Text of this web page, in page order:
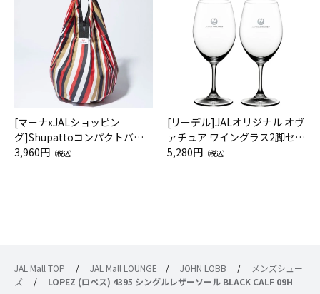
[マーナxJALショッピン
グ]Shupattoコンパクトバッ
グ Drop JAL客室乗務員（LC）
3,960円 （税込）
[リーデル]JALオリジナル オヴ
ァチュア ワイングラス2脚セッ
ト（レッドワイン）
5,280円 （税込）
JAL Mall TOP / JAL Mall LOUNGE / JOHN LOBB /
メンズシュー
ズ
/ LOPEZ (ロペス) 4395 シングルレザーソール BLACK CALF 09H